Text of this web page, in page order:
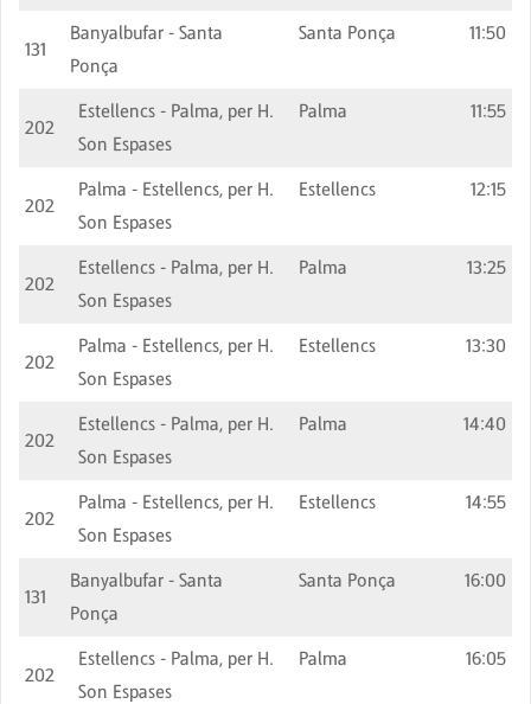
131
Banyalbufar - Santa
Ponça
Santa Ponça 11:50
202
Estellencs - Palma, per H.
Son Espases
Palma 11:55
202
Palma - Estellencs, per H.
Son Espases
Estellencs 12:15
202
Estellencs - Palma, per H.
Son Espases
Palma 13:25
202
Palma - Estellencs, per H.
Son Espases
Estellencs 13:30
202
Estellencs - Palma, per H.
Son Espases
Palma 14:40
202
Palma - Estellencs, per H.
Son Espases
Estellencs 14:55
131
Banyalbufar - Santa
Ponça
Santa Ponça 16:00
202
Estellencs - Palma, per H.
Son Espases
Palma 16:05